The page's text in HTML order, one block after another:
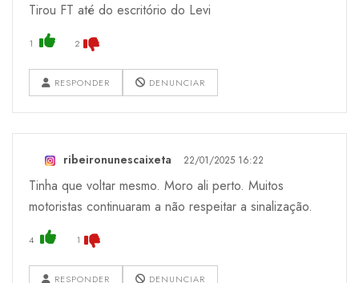
Tirou FT até do escritório do Levi
1 2
RESPONDER DENUNCIAR
ribeironunescaixeta 22/01/2025 16:22
Tinha que voltar mesmo. Moro ali perto. Muitos
motoristas continuaram a não respeitar a sinalização.
4 1
RESPONDER DENUNCIAR